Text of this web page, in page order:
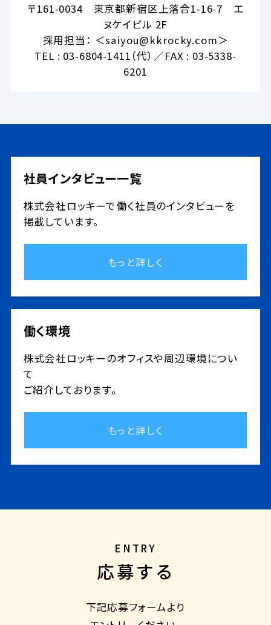
〒161-0034 東京都新宿区上落合1-16-7 エ
ヌケイビル 2F
採用担当： ＜saiyou@kkrocky.com＞
TEL : 03-6804-1411（代）／FAX : 03-5338-
6201
社員インタビュー一覧
株式会社ロッキーで働く社員のインタビューを
掲載しています。
もっと詳しく
働く環境
株式会社ロッキーのオフィスや周辺環境につい
て
ご紹介しております。
もっと詳しく
ENTRY
応募する
下記応募フォームより